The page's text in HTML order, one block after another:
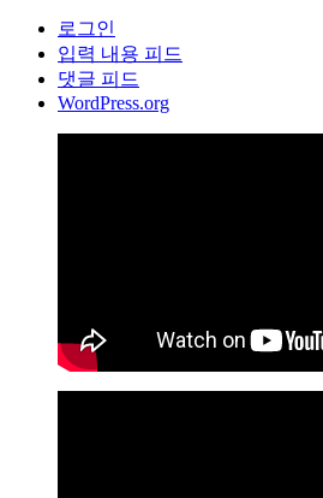
로그인
입력 내용 피드
댓글 피드
WordPress.org